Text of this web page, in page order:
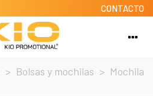
CONTACTO
> Bolsas y mochilas > Mochila